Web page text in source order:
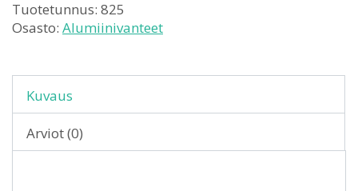
Tuotetunnus: 825
Osasto: Alumiinivanteet
Kuvaus
Arviot (0)